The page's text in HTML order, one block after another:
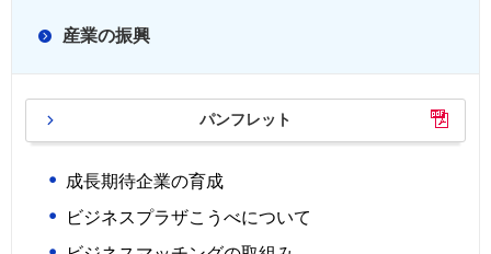
産業の振興
パンフレット
成長期待企業の育成
ビジネスプラザこうべについて